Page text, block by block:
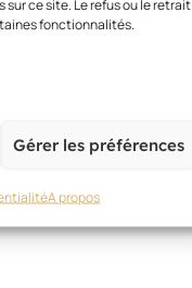
ce site. Le refus ou le retrait
fonctionnalités.
Gérer les préférences
A propos